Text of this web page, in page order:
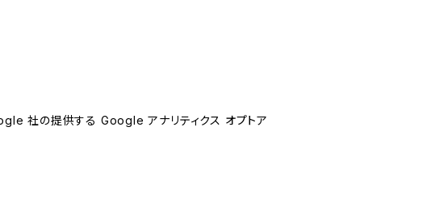
社の提供する Google アナリティクス オプトア